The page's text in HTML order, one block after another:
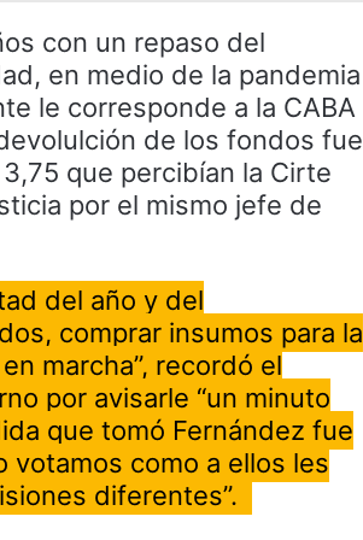
con un repaso del
en medio de la pandemia
le corresponde a la CABA
de los fondos fue
que percibían la Cirte
por el mismo jefe de
del año y del
comprar insumos para la
marcha”, recordó el
por avisarle “un minuto
que tomó Fernández fue
votamos como a ellos les
diferentes”.